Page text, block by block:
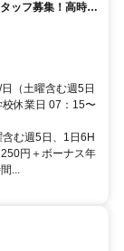
ッフ募集！高時給
（土曜含む週5日
休業日 07：15〜
む週5日、1日6H
円＋ボーナス年
...